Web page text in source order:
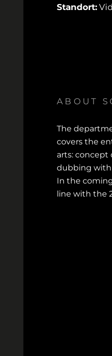
Standort:
ABOUT
The
covers the
arts:
dubbing with
In the
line with the